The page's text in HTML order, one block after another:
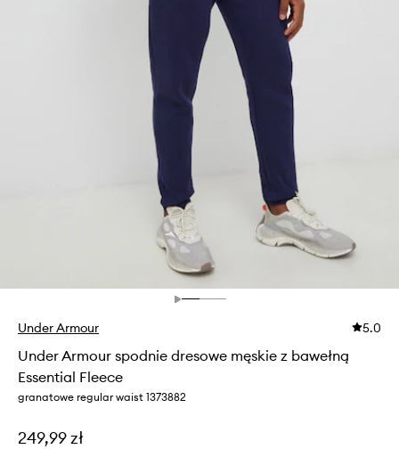
Under Armour 5.0
Under Armour spodnie dresowe męskie z bawełną
Essential Fleece
granatowe regular waist 1373882
249,99 zł